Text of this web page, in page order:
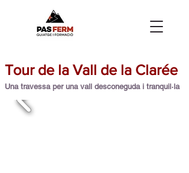
Tour de la Vall de la Clarée
Una travessa per una vall desconeguda i tranquil·la